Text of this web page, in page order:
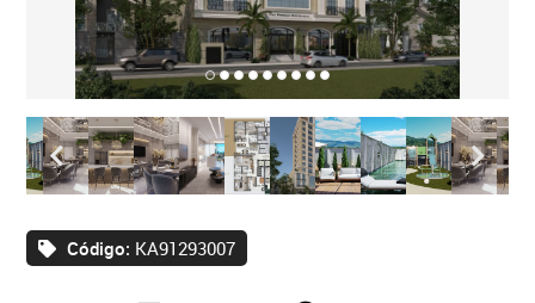
Código: KA91293007